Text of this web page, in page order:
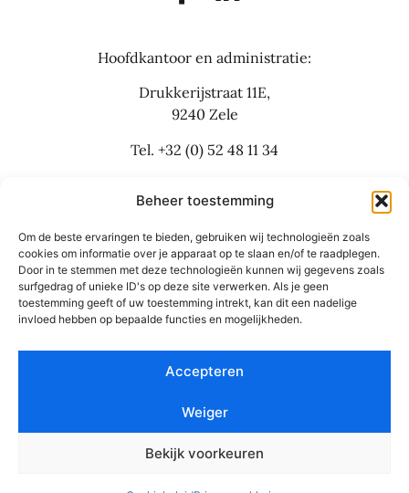
Beheer toestemming
Om de beste ervaringen te bieden, gebruiken wij technologieën zoals
cookies om informatie over je apparaat op te slaan en/of te raadplegen.
Door in te stemmen met deze technologieën kunnen wij gegevens zoals
surfgedrag of unieke ID's op deze site verwerken. Als je geen
toestemming geeft of uw toestemming intrekt, kan dit een nadelige
invloed hebben op bepaalde functies en mogelijkheden.
Accepteren
Weiger
Bekijk voorkeuren
Hoofdkantoor en administratie:
Drukkerijstraat 11E,
9240 Zele
Tel. +32 (0) 52 48 11 34
Bijkantoor:
Grote Baan 30
9310 Aalst
© Flex Business Law 2026